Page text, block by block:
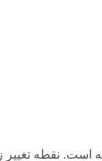
است. نقطه